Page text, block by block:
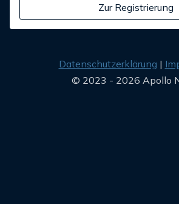
Zur Registrierung
Datenschutzerklärung
© 2023 - 2026 Apollo